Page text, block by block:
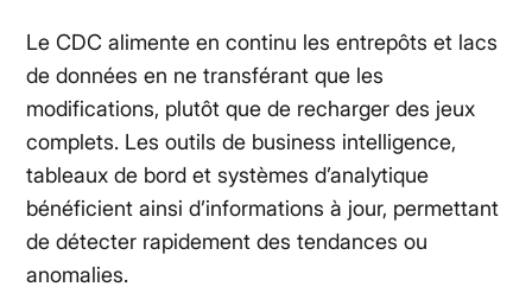
Le CDC alimente en continu les entrepôts et lacs
de données en ne transférant que les
modifications, plutôt que de recharger des jeux
complets. Les outils de business intelligence,
tableaux de bord et systèmes d’analytique
bénéficient ainsi d’informations à jour, permettant
de détecter rapidement des tendances ou
anomalies.